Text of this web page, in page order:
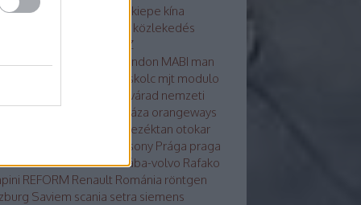
karsan kiepe kína
közlekedés
LAZ
london MABI man
miskolc mjt modulo
Nagyvárad nemzeti
nyíregyháza orangeways
Orosz busznevezéktan otokar
Pozsony Prága praga
Rába-LISTRába-MVGrába-volvo Rafako
REFORM Renault Románia röntgen
Saviem scania setra siemens